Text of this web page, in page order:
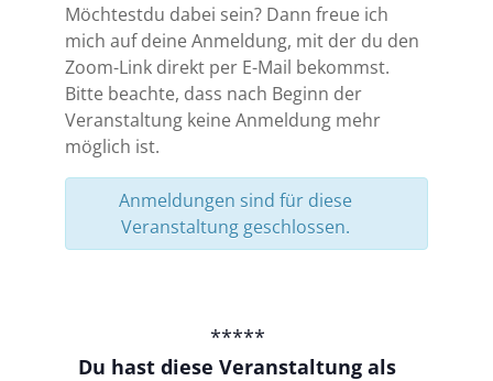
Möchtestdu dabei sein? Dann freue ich
mich auf deine Anmeldung, mit der du den
Zoom-Link direkt per E-Mail bekommst.
Bitte beachte, dass nach Beginn der
Veranstaltung keine Anmeldung mehr
möglich ist.
Anmeldungen sind für diese
Veranstaltung geschlossen.
*****
Du hast diese Veranstaltung als